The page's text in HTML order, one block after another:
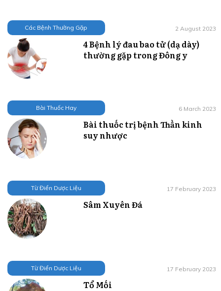
Các Bệnh Thường Gặp 2 August 2023
4 Bệnh lý đau bao tử (dạ dày)
thường gặp trong Đông y
Bài Thuốc Hay 6 March 2023
Bài thuốc trị bệnh Thần kinh
suy nhược
Từ Điển Dược Liệu 17 February 2023
Sâm Xuyên Đá
Từ Điển Dược Liệu 17 February 2023
Tổ Mối